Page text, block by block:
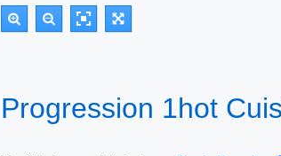
Progression 1hot